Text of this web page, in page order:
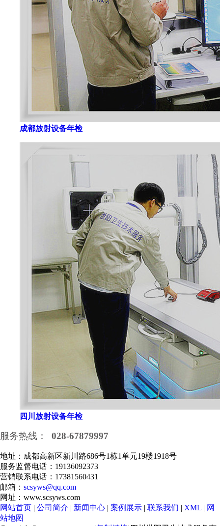
成都放射设备年检
四川放射设备年检
服务热线： 028-67879997
地址：成都高新区新川路686号1栋1单元19楼1918号
服务监督电话：19136092373
营销联系电话：17381560431
邮箱： scsyws@qq.com
网址：www.scsyws.com
网站首页 | 公司简介 | 新闻中心 | 案例展示 | 联系我们 | XML | 网
站地图